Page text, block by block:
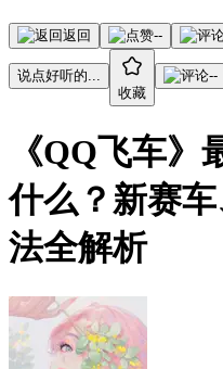
返回 --
说点好听的...
收藏
--
《QQ飞车》
什么？新赛
法全解析